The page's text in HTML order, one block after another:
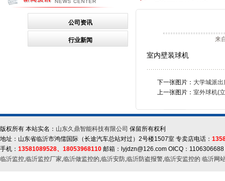
公司资讯
行业新闻 来
室内壁装球机
下一张图片： 大学城派
上一张图片： 室外球机(
版权所有 本站实名： 山东久鼎智能科技有限公司 保留所有权利
地址：山东省临沂市鸿儒国际（长途汽车总站对过）2号楼1507室 专卖店电话：
手机： 13581089528、18053968110 邮箱：lyjdzn@126.com OICQ：1106306688
临沂监控,临沂监控厂家,临沂做监控的,临沂安防,临沂防盗报警,临沂安监控的 临沂网